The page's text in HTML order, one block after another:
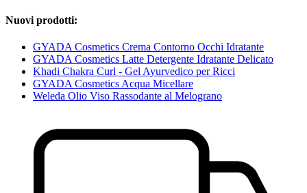
Nuovi prodotti:
GYADA Cosmetics Crema Contorno Occhi Idratante
GYADA Cosmetics Latte Detergente Idratante Delicato
Khadi Chakra Curl - Gel Ayurvedico per Ricci
GYADA Cosmetics Acqua Micellare
Weleda Olio Viso Rassodante al Melograno